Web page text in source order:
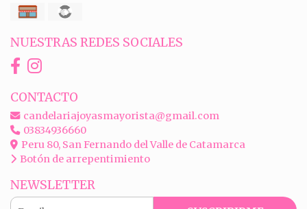
NUESTRAS REDES SOCIALES
CONTACTO
candelariajoyasmayorista@gmail.com
03834936660
Peru 80, San Fernando del Valle de Catamarca
Botón de arrepentimiento
NEWSLETTER